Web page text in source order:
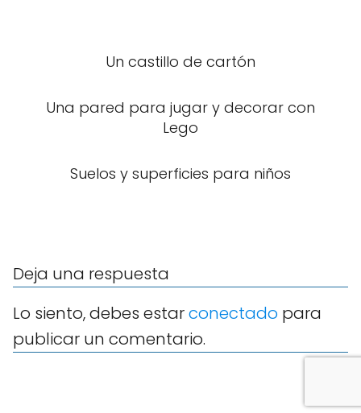
Un castillo de cartón
Una pared para jugar y decorar con
Lego
Suelos y superficies para niños
Deja una respuesta
Lo siento, debes estarconectado para
publicar un comentario.